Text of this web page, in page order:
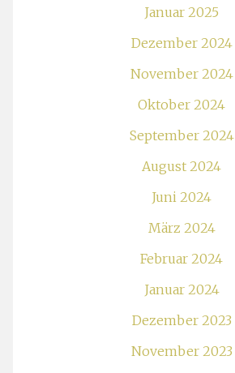
Januar 2025
Dezember 2024
November 2024
Oktober 2024
September 2024
August 2024
Juni 2024
März 2024
Februar 2024
Januar 2024
Dezember 2023
November 2023